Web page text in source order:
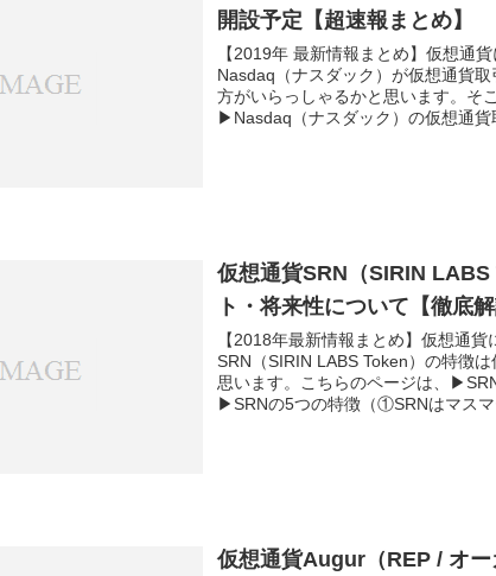
開設予定【超速報まとめ】
【2019年 最新情報まとめ】仮想通
Nasdaq（ナスダック）が仮想通貨
方がいらっしゃるかと思います。そ
▶Nasdaq（ナスダック）の仮想通貨
仮想通貨SRN（SIRIN
ト・将来性について【徹底解
【2018年最新情報まとめ】仮想通貨
SRN（SIRIN LABS Token）の特徴
思います。こちらのページは、
▶SRNの5つの特徴（①SRNはマスマ
化）▶SRNのチャート・将来性
仮想通貨Augur（REP / オー